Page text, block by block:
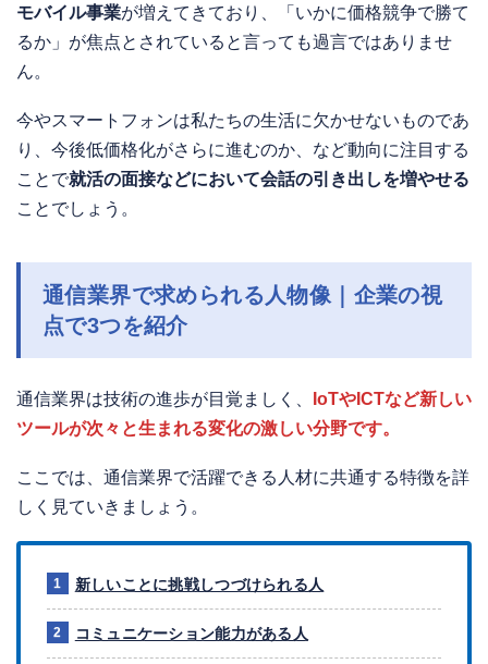
モバイル事業が増えてきており、「いかに価格競争で勝て
るか」が焦点とされていると言っても過言ではありませ
ん。
今やスマートフォンは私たちの生活に欠かせないものであ
り、今後低価格化がさらに進むのか、など動向に注目する
ことで就活の面接などにおいて会話の引き出しを増やせる
ことでしょう。
通信業界で求められる人物像｜企業の視
点で3つを紹介
通信業界は技術の進歩が目覚ましく、
IoTやICTなど新しい
ツールが次々と生まれる変化の激しい分野です。
ここでは、通信業界で活躍できる人材に共通する特徴を詳
しく見ていきましょう。
新しいことに挑戦しつづけられる人
コミュニケーション能力がある人